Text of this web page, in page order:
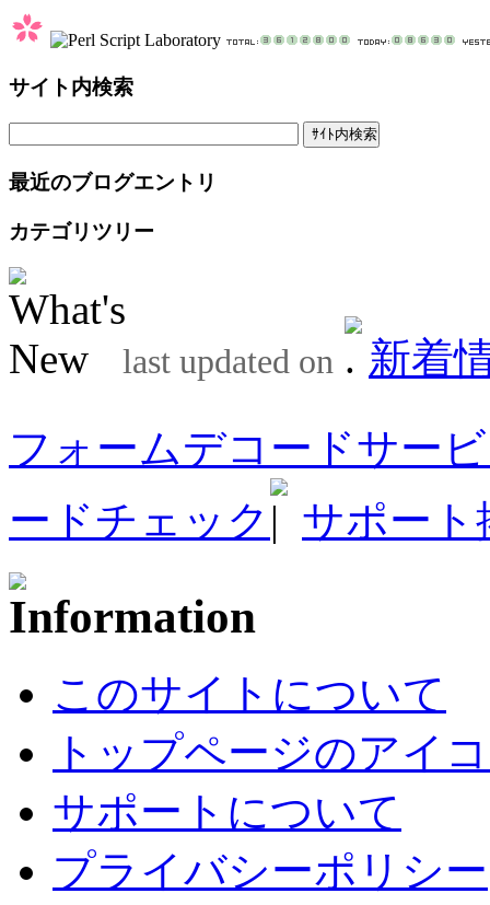
サイト内検索
最近のブログエントリ
カテゴリツリー
last updated on
新着
フォームデコードサー
ードチェック
サポート
このサイトについて
トップページのアイ
サポートについて
プライバシーポリシー